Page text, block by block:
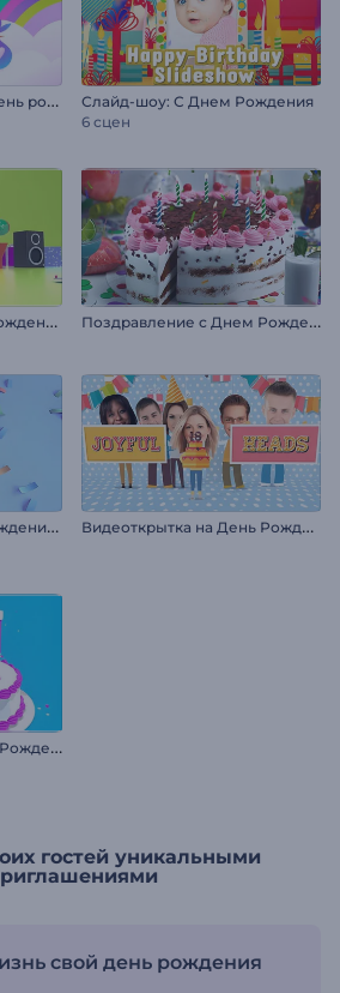
С
лайд-шоу «Детский день рождения»
Слайд-шоу: С Днем Рождения
6 сцен
3
D-открытка С Днем Рождения П
оздравление с Днем Рождения
С
лайд-шоу на День Рождения: 3D-полароид В
идеоткрытка на День Рождения
П
оздравление с Днем Рождения
гостей уникальными
свой день рождения